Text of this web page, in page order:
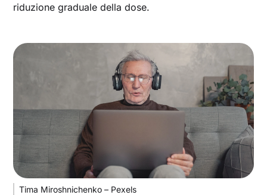
riduzione graduale della dose.
Tima Miroshnichenko – Pexels